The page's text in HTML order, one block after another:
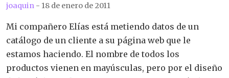
joaquin - 18 de enero de 2011
Mi compañero Elías está metiendo datos de un
catálogo de un cliente a su página web que le
estamos haciendo. El nombre de todos los
productos vienen en mayúsculas, pero por el diseño